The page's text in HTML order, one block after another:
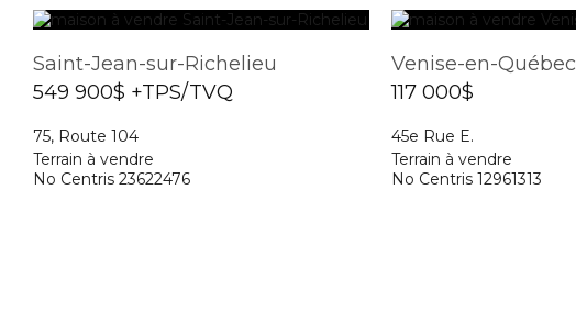
Saint-Jean-sur-Richelieu
549 900$ +TPS/TVQ
75, Route 104
Terrain à vendre
No Centris 23622476
Venise-en-Québec
117 000$
45e Rue E.
Terrain à vendre
No Centris 12961313